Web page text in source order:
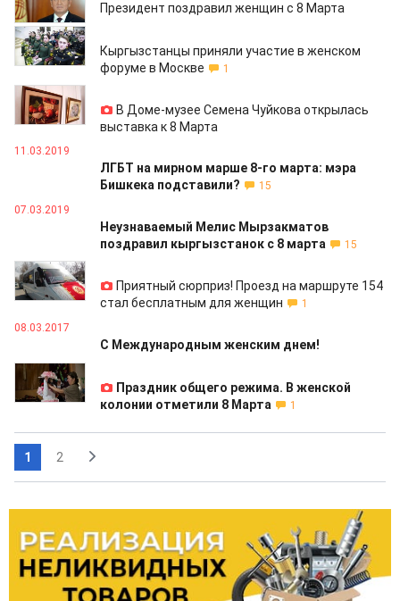
Президент поздравил женщин с 8 Марта
06.03.2020
Кыргызстанцы приняли участие в женском
форуме в Москве
1
05.03.2020
В Доме-музее Семена Чуйкова открылась
выставка к 8 Марта
11.03.2019
ЛГБТ на мирном марше 8-го марта: мэра
Бишкека подставили?
15
07.03.2019
Неузнаваемый Мелис Мырзакматов
поздравил кыргызстанок с 8 марта
15
08.03.2017
Приятный сюрприз! Проезд на маршруте 154
стал бесплатным для женщин
1
08.03.2017
С Международным женским днем!
07.03.2017
Праздник общего режима. В женской
колонии отметили 8 Марта
1
1 2